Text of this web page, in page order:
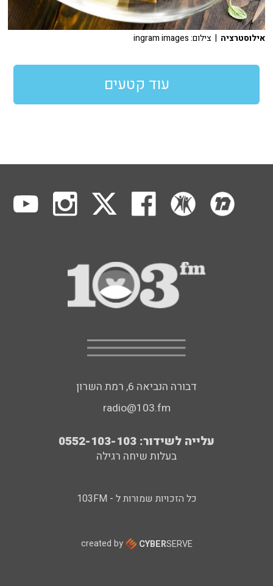
אילוסטרציה | צילום: ingram images
עוד קטעים
דבורה הנביאה 6, רמת השרון
radio@103.fm
עלייה לשידור: 0552-103-103
בעלות שיחה רגילה
כל הזכויות שמורות ל - 103FM
created by CYBERSERVE